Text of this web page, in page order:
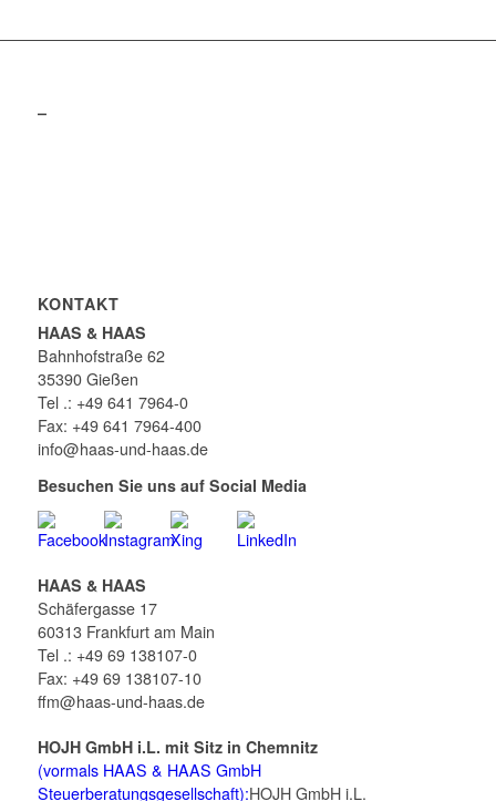
–
KONTAKT
HAAS & HAAS
Bahnhofstraße 62
35390 Gießen
Tel .: +49 641 7964-0
Fax: +49 641 7964-400
info@haas-und-haas.de
Besuchen Sie uns auf Social Media
HAAS & HAAS
Schäfergasse 17
60313 Frankfurt am Main
Tel .: +49 69 138107-0
Fax: +49 69 138107-10
ffm@haas-und-haas.de
HOJH GmbH i.L. mit Sitz in Chemnitz
(vormals HAAS & HAAS GmbH
Steuerberatungsgesellschaft):HOJH GmbH i.L.